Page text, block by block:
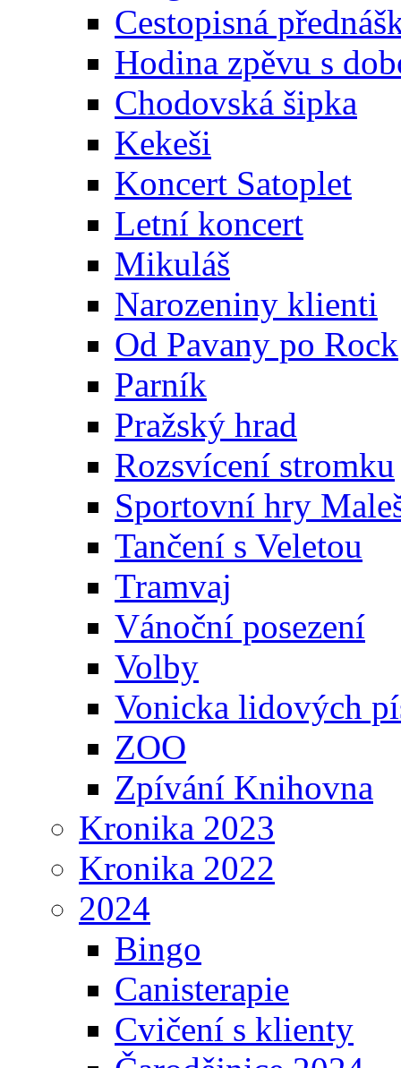
Cestopisná
Hodina zpěvu s
Chodovská šipka
Kekeši
Koncert Satoplet
Letní koncert
Mikuláš
Narozeniny klienti
Od Pavany po Rock
Parník
Pražský hrad
Rozsvícení stromku
Sportovní hry
Tančení s Veletou
Tramvaj
Vánoční posezení
Volby
Vonicka lidových
ZOO
Zpívání Knihovna
Kronika 2023
Kronika 2022
2024
Bingo
Canisterapie
Cvičení s klienty